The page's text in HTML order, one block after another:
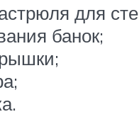
для
банок;